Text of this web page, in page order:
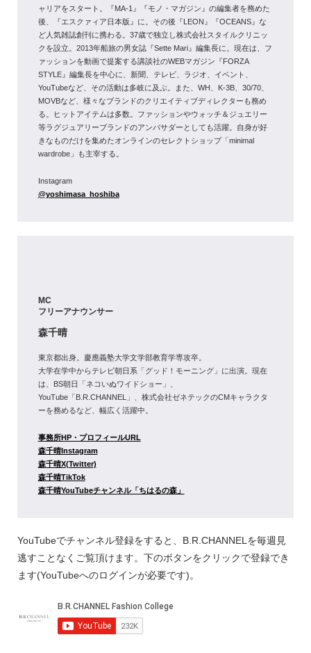
ャリアをスタート。『MA-1』『モノ・マガジン』の編集者を務めた
後、『エスクァィア日本版』に。その後『LEON』『OCEANS』な
ど人気雑誌創刊に携わる。37歳で独立し株式会社スタイルクリニッ
クを設立。2013年船旅の男女誌『Sette Mari』編集長に。現在は、フ
ァッションを動画で提案する講談社のWEBマガジン『FORZA
STYLE』編集長を中心に、新聞、テレビ、ラジオ、イベント、
YouTubeなど、その活動は多岐に及ぶ。また、WH、K-3B、30/70、
MOVBなど、様々なブランドのクリエイティブディレクターも務め
る。ヒットアイテムは多数。ファッションやウォッチ＆ジュエリー
等ラグジュアリーブランドのアンバサダーとしても活躍。自身が好
きなものだけを集めたオンラインのセレクトショップ「minimal
wardrobe」も主宰する。
Instagram
@yoshimasa_hoshiba
MC
フリーアナウンサー
森千晴
東京都出身。慶應義塾大学文学部教育学専攻卒。
大学在学中からテレビ朝日系「グッド！モーニング」に出演。現在
は、BS朝日「ネコいぬワイドショー」、
YouTube「B.R.CHANNEL」、株式会社ゼネテックのCMキャラクタ
ーを務めるなど、幅広く活躍中。
事務所HP・プロフィールURL
森千晴Instagram
森千晴X(Twitter)
森千晴TikTok
森千晴YouTubeチャンネル「ちはるの森」
YouTubeでチャンネル登録をすると、B.R.CHANNELを毎週見
逃すことなくご覧頂けます。下のボタンをクリックで登録でき
ます(YouTubeへのログインが必要です)。